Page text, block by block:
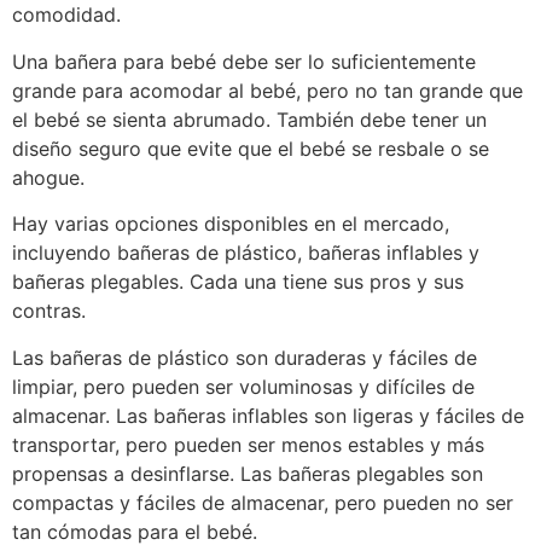
comodidad.
Una bañera para bebé debe ser lo suficientemente
grande para acomodar al bebé, pero no tan grande que
el bebé se sienta abrumado. También debe tener un
diseño seguro que evite que el bebé se resbale o se
ahogue.
Hay varias opciones disponibles en el mercado,
incluyendo bañeras de plástico, bañeras inflables y
bañeras plegables. Cada una tiene sus pros y sus
contras.
Las bañeras de plástico son duraderas y fáciles de
limpiar, pero pueden ser voluminosas y difíciles de
almacenar. Las bañeras inflables son ligeras y fáciles de
transportar, pero pueden ser menos estables y más
propensas a desinflarse. Las bañeras plegables son
compactas y fáciles de almacenar, pero pueden no ser
tan cómodas para el bebé.